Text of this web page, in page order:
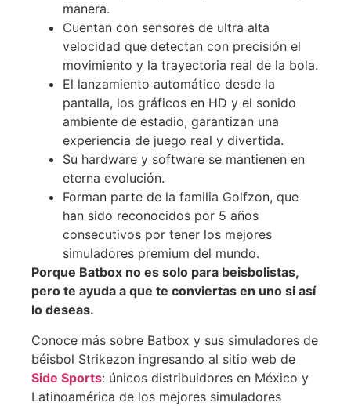
manera.
Cuentan con sensores de ultra alta
velocidad que detectan con precisión el
movimiento y la trayectoria real de la bola.
El lanzamiento automático desde la
pantalla, los gráficos en HD y el sonido
ambiente de estadio, garantizan una
experiencia de juego real y divertida.
Su hardware y software se mantienen en
eterna evolución.
Forman parte de la familia Golfzon, que
han sido reconocidos por 5 años
consecutivos por tener los mejores
simuladores premium del mundo.
Porque Batbox no es solo para beisbolistas,
pero te ayuda a que te conviertas en uno si así
lo deseas.
Conoce más sobre Batbox y sus simuladores de
béisbol Strikezon ingresando al sitio web de
Side Sports: únicos distribuidores en México y
Latinoamérica de los mejores simuladores